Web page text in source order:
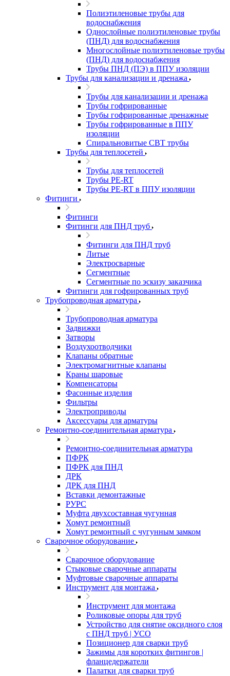
Полиэтиленовые трубы для
водоснабжения
Однослойные полиэтиленовые трубы
(ПНД) для водоснабжения
Многослойные полиэтиленовые трубы
(ПНД) для водоснабжения
Трубы ПНД (ПЭ) в ППУ изоляции
Трубы для канализации и дренажа
Трубы для канализации и дренажа
Трубы гофрированные
Трубы гофрированные дренажные
Трубы гофрированные в ППУ
изоляции
Спиральновитые СВТ трубы
Трубы для теплосетей
Трубы для теплосетей
Трубы PE-RT
Трубы PE-RT в ППУ изоляции
Фитинги
Фитинги
Фитинги для ПНД труб
Фитинги для ПНД труб
Литые
Электросварные
Сегментные
Сегментные по эскизу заказчика
Фитинги для гофрированных труб
Трубопроводная арматура
Трубопроводная арматура
Задвижки
Затворы
Воздухоотводчики
Клапаны обратные
Электромагнитные клапаны
Краны шаровые
Компенсаторы
Фасонные изделия
Фильтры
Электроприводы
Аксессуары для арматуры
Ремонтно-соединительная арматура
Ремонтно-соединительная арматура
ПФРК
ПФРК для ПНД
ДРК
ДРК для ПНД
Вставки демонтажные
РУРС
Муфта двухсоставная чугунная
Хомут ремонтный
Хомут ремонтный с чугунным замком
Сварочное оборудование
Сварочное оборудование
Стыковые сварочные аппараты
Муфтовые сварочные аппараты
Инструмент для монтажа
Инструмент для монтажа
Роликовые опоры для труб
Устройство для снятие оксидного слоя
с ПНД труб | УСО
Позиционер для сварки труб
Зажимы для коротких фитингов |
фланцедержатели
Палатки для сварки труб